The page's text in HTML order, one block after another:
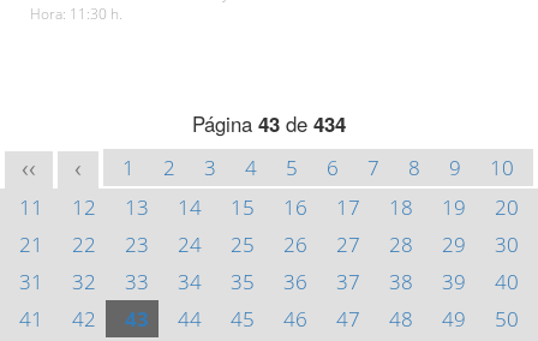
Hora: 11:30 h.
Página 43 de 434
<< < 1 2 3 4 5 6 7 8 9
10
11
12 13 14 15 16 17 18 19
20
21
22 23 24 25 26 27 28 29
30
31
32 33 34 35 36 37 38 39
40
41
42 43 44 45 46 47 48 49
50